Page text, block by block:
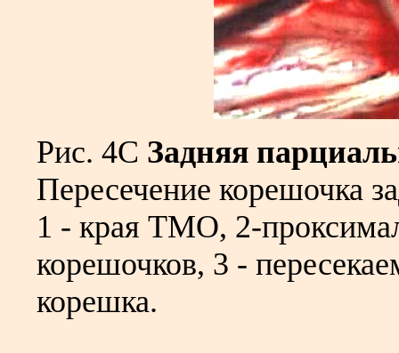
Рис. 4С Задняя
Пересечение корешочка
1 - края ТМО, 2-
корешочков, 3 -
корешка.